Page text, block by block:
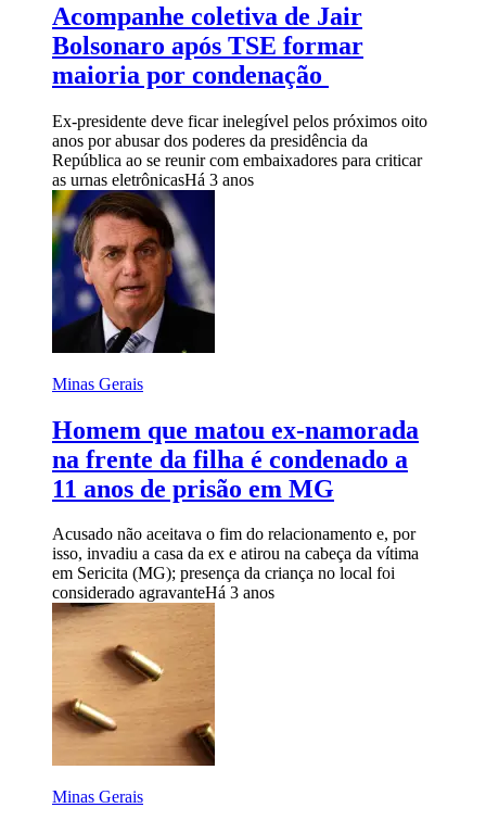
Acompanhe coletiva de Jair
Bolsonaro após TSE formar
maioria por condenação
Ex-presidente deve ficar inelegível pelos próximos oito
anos por abusar dos poderes da presidência da
República ao se reunir com embaixadores para criticar
as urnas eletrônicasHá 3 anos
Minas Gerais
Homem que matou ex-namorada
na frente da filha é condenado a
11 anos de prisão em MG
Acusado não aceitava o fim do relacionamento e, por
isso, invadiu a casa da ex e atirou na cabeça da vítima
em Sericita (MG); presença da criança no local foi
considerado agravanteHá 3 anos
Minas Gerais